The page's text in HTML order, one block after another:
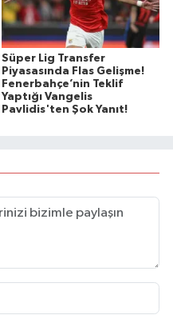
Süper Lig Transfer
Piyasasında Flas Gelişme!
Fenerbahçe’nin Teklif
Yaptığı Vangelis
Pavlidis'ten Şok Yanıt!